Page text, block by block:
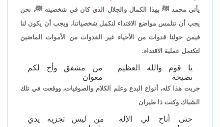
يأتي محمد ﷺ بهذا الكمال والجلال الذي كان في شخصيته ﷺ، نحن
يجب أن نتلمس مواضع الاقتداء لنكمل شخصياتنا، ويجب أن يكون لنا
فيمن حولنا قدوات من الأحياء غير القدوات من الأموات الماضين
لتكتمل عملية الاقتداء.
يا قوم والله العظيم
نصيحة
من مشفق وأخ لكم
معوان
جربت هذا كله، أنواع البدع وعلم الكلام والصوفيات، ووقعت في تلك
الشباك وكنت ذا طيران
حتى أتاح لي الإله
من ليس تجزيه يدي